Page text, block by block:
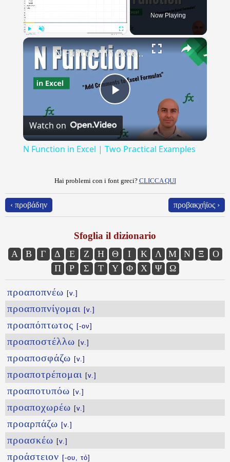
Now Playing
×
Play
Video
N Function in Excel | Two Practical Examples
Watch on
N Function in Excel | Two Practical Examples
Hai problemi con i font greci? CLICCA QUI
‹ προβάδην προβακχήϊος ›
Sfoglia il dizionario
Α Β Γ Δ Ε Ζ Η Θ Ι Κ Λ Μ Ν Ξ
Ο
Π
Ρ Σ Τ Υ Φ Χ Ψ Ω
προαποπνέω [v.]
προαποπνίγομαι [v.]
προαπόπτωτος [-ον]
προαποστέλλω [v.]
προαποσφάζω [v.]
προαποτρέπομαι [v.]
προαποτυπόω [v.]
προαποχωρέω [v.]
προαρπάζω [v.]
προασκέω [v.]
προάστειον [-ου, τό]